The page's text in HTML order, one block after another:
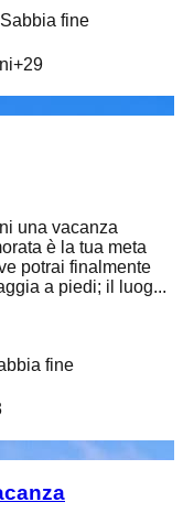
Sabbia fine
+29
una vacanza
è la tua meta
potrai finalmente
a piedi; il luog...
fine